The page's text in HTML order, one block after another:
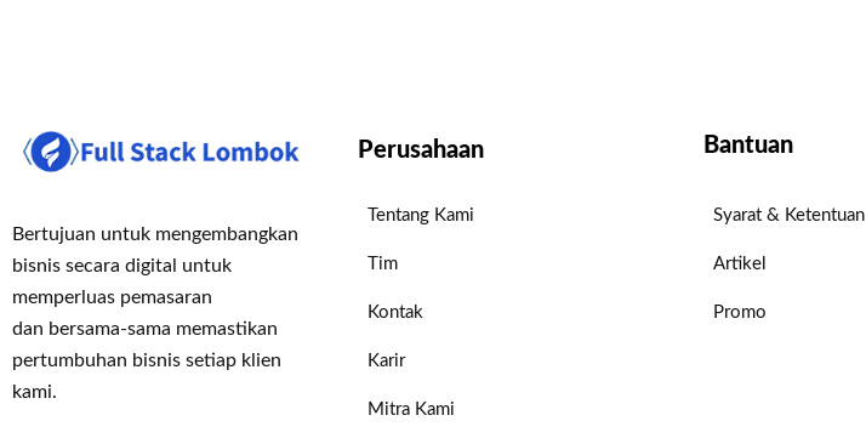
Bertujuan untuk mengembangkan
bisnis secara digital untuk
memperluas pemasaran
dan bersama-sama memastikan
pertumbuhan bisnis setiap klien
kami.
Perusahaan
Tentang Kami
Tim
Kontak
Karir
Mitra Kami
Bantuan
Syarat & Ketentuan
Artikel
Promo